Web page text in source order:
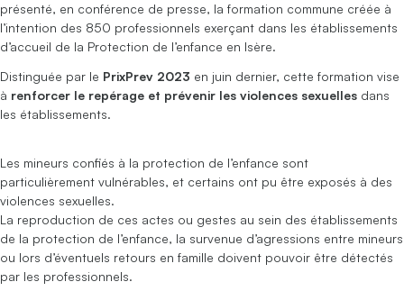
présenté, en conférence de presse, la formation commune créée à
l’intention des 850 professionnels exerçant dans les établissements
d’accueil de la Protection de l’enfance en Isère.
Distinguée par le PrixPrev 2023 en juin dernier, cette formation vise
à renforcer le repérage et prévenir les violences sexuelles dans
les établissements.
Les mineurs confiés à la protection de l’enfance sont
particulièrement vulnérables, et certains ont pu être exposés à des
violences sexuelles.
La reproduction de ces actes ou gestes au sein des établissements
de la protection de l’enfance, la survenue d’agressions entre mineurs
ou lors d’éventuels retours en famille doivent pouvoir être détectés
par les professionnels.